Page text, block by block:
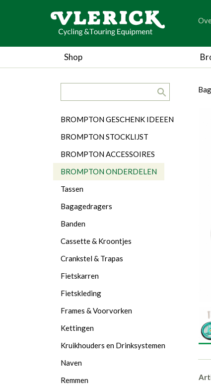
Shop
Categorieën
BROMPTON GESCHENK IDEEEN
BROMPTON STOCKLIJST
BROMPTON ACCESSOIRES
BROMPTON ONDERDELEN
Tassen
Bagagedragers
Banden
Cassette & Kroontjes
Crankstel & Trapas
Fietskarren
Fietskleding
Frames & Voorvorken
Kettingen
Kruikhouders en Drinksystemen
Naven
Remmen